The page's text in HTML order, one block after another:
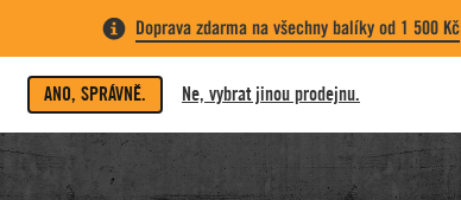
Doprava zdarma na všechny balíky od 1 500 Kč
ANO, SPRÁVNĚ. Ne, vybrat jinou prodejnu.